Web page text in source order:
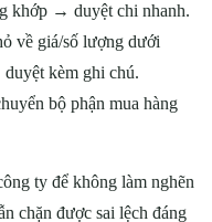
khớp → duyệt chi nhanh.
về giá/số lượng dưới
kèm ghi chú.
bộ phận mua hàng
ty để không làm nghẽn
chặn được sai lệch đáng